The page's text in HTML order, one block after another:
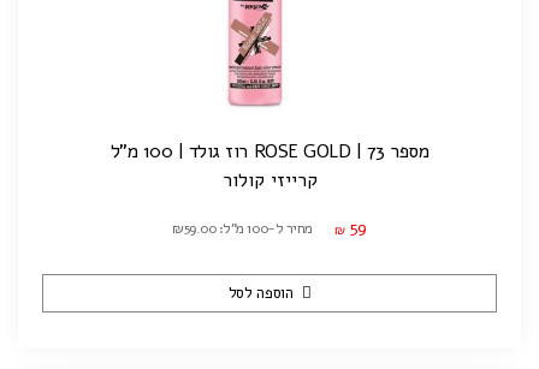
מספר 73 | ROSE GOLD רוז גולד | 100 מ"ל
קרייזי קולור
₪ 59 מחיר ל-100 מ"ל: ₪59.00
הוספה לסל